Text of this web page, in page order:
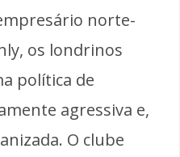
norte-
os londrinos
política de
agressiva e,
O clube